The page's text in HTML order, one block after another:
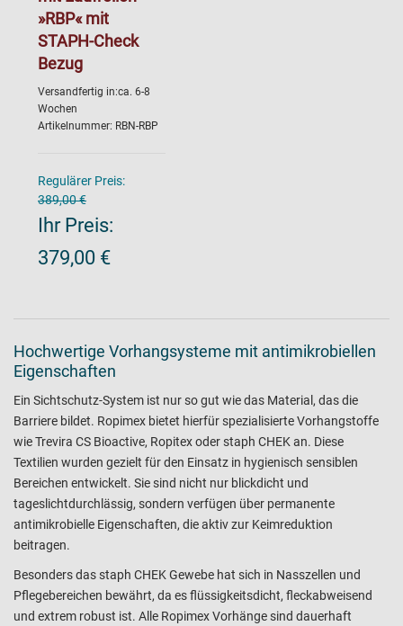
»RBP« mit
STAPH-Check
Bezug
Versandfertig in:ca. 6-8
Wochen
Artikelnummer: RBN-RBP
Regulärer Preis:
389,00 €
Ihr Preis:
379,00 €
Hochwertige Vorhangsysteme mit antimikrobiellen
Eigenschaften
Ein Sichtschutz-System ist nur so gut wie das Material, das die
Barriere bildet. Ropimex bietet hierfür spezialisierte Vorhangstoffe
wie Trevira CS Bioactive, Ropitex oder staph CHEK an. Diese
Textilien wurden gezielt für den Einsatz in hygienisch sensiblen
Bereichen entwickelt. Sie sind nicht nur blickdicht und
tageslichtdurchlässig, sondern verfügen über permanente
antimikrobielle Eigenschaften, die aktiv zur Keimreduktion
beitragen.
Besonders das staph CHEK Gewebe hat sich in Nasszellen und
Pflegebereichen bewährt, da es flüssigkeitsdicht, fleckabweisend
und extrem robust ist. Alle Ropimex Vorhänge sind dauerhaft